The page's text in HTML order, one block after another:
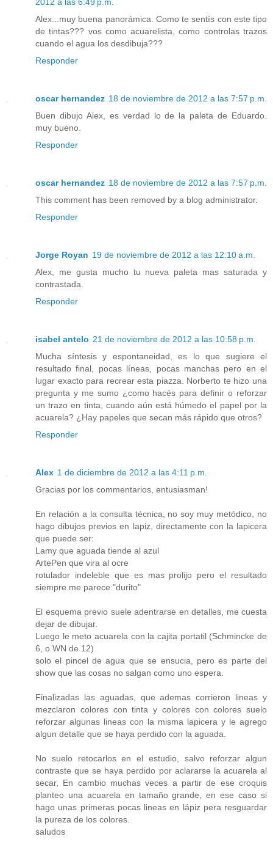
Alex...muy buena panorámica. Como te sentís con este tipo
de tintas??? vos como acuarelista, como controlas trazos
cuando el agua los desdibuja???
Responder
oscar hernandez 18 de noviembre de 2012 a las 7:57 p.m.
Buen dibujo Alex, es verdad lo de la paleta de Eduardo.
muy bueno.
Responder
oscar hernandez 18 de noviembre de 2012 a las 7:57 p.m.
This comment has been removed by a blog administrator.
Responder
Jorge Royan 19 de noviembre de 2012 a las 12:10 a.m.
Alex, me gusta mucho tu nueva paleta mas saturada y
contrastada.
Responder
isabel antelo 21 de noviembre de 2012 a las 10:58 p.m.
Mucha síntesis y espontaneidad, es lo que sugiere el
resultado final, pocas líneas, pocas manchas pero en el
lugar exacto para recrear esta piazza. Norberto te hizo una
pregunta y me sumo ¿como hacés para definir o reforzar
un trazo en tinta, cuando aún está húmedo el papel por la
acuarela? ¿Hay papeles que secan más rápido que otros?
Responder
Alex 1 de diciembre de 2012 a las 4:11 p.m.
Gracias por los commentarios, entusiasman!
En relación a la consulta técnica, no soy muy metódico, no
hago dibujos previos en lapiz, directamente con la lapicera
que puede ser:
Lamy que aguada tiende al azul
ArtePen que vira al ocre
rotulador indeleble que es mas prolijo pero el resultado
siempre me parece "durito"
El esquema previo suele adentrarse en detalles, me cuesta
dejar de dibujar.
Luego le meto acuarela con la cajita portatil (Schmincke de
6, o WN de 12)
solo el pincel de agua que se ensucia, pero es parte del
show que las cosas no salgan como uno espera.
Finalizadas las aguadas, que ademas corrieron lineas y
mezclaron colores con tinta y colores con colores suelo
reforzar algunas lineas con la misma lapicera y le agrego
algun detalle que se haya perdido con la aguada.
No suelo retocarlos en el estudio, salvo reforzar algun
contraste que se haya perdido por aclararse la acuarela al
secar, En cambio muchas veces a partir de ese croquis
planteo una acuarela en tamaño grande, en ese caso si
hago unas primeras pocas lineas en lápiz pera resguardar
la pureza de los colores.
saludos